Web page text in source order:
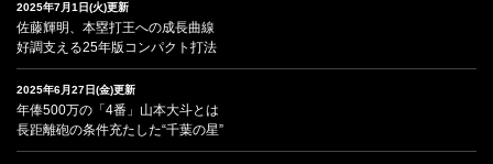
2025年7月1日(火)更新
佐藤輝明、本塁打王への成長曲線
好調支える25年版コンパクト打法
2025年6月27日(金)更新
年俸500万の「4番」山本大斗とは
長距離砲の条件充たした“千葉の星”